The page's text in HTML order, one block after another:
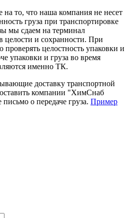
то, что наша компания не несет
груза при транспортировке
мы сдаем на терминал
целости и сохранности. При
проверять целостность упаковки и
упаковки и груза во время
именно ТК.
доставку транспортной
компании "ХимСнаб
о передаче груза. Пример